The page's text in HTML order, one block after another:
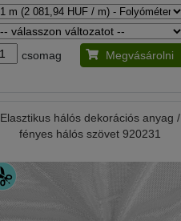
csomag Megvásárolni
Elasztikus hálós dekorációs anyag /
fényes hálós szövet 920231